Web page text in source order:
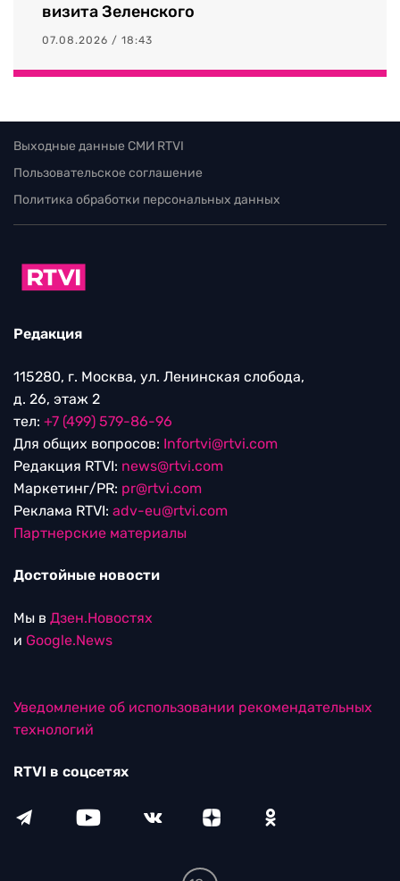
визита Зеленского
07.08.2026 / 18:43
Выходные данные СМИ RTVI
Пользовательское соглашение
Политика обработки персональных данных
Редакция
115280, г. Москва, ул. Ленинская слобода,
д. 26, этаж 2
тел: +7 (499) 579-86-96
Для общих вопросов: Infortvi@rtvi.com
Редакция RTVI: news@rtvi.com
Маркетинг/PR: pr@rtvi.com
Реклама RTVI: adv-eu@rtvi.com
Партнерские материалы
Достойные новости
Мы в Дзен.Новостях
и Google.News
Уведомление об использовании рекомендательных
технологий
RTVI в соцсетях